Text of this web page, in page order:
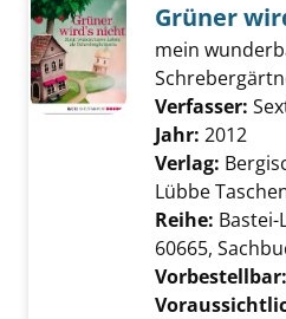
Grüner
mein
Verfasser:
Jahr: 2012
Verlag:
Lübbe
Reihe: Bastei-
60665,
Vorbestellbar: